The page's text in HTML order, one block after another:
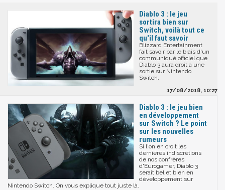
Diablo 3 : le jeu
sortira bien sur
Switch, voilà tout ce
qu'il faut savoir
Blizzard Entertainment
fait savoir par le biais d'un
communiqué officiel que
Diablo 3 aura droit à une
sortie sur Nintendo
Switch.
17/08/2018, 10:27
Diablo 3 : le jeu bien
en développement
sur Switch ? Le point
sur les nouvelles
rumeurs
Si l'on en croit les
dernières indiscrétions
de nos confrères
d'Eurogamer, Diablo 3
serait bel et bien en
développement sur
Nintendo Switch. On vous explique tout juste là.